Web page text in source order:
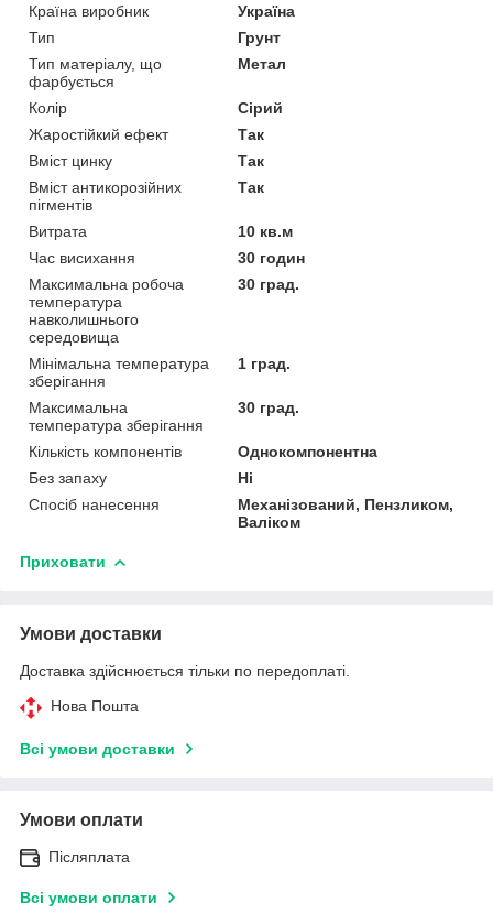
Країна виробник
Україна
Тип
Грунт
Тип матеріалу, що
фарбується
Метал
Колір
Сірий
Жаростійкий ефект
Так
Вміст цинку
Так
Вміст антикорозійних
пігментів
Так
Витрата
10 кв.м
Час висихання
30 годин
Максимальна робоча
температура
навколишнього
середовища
30 град.
Мінімальна температура
зберігання
1 град.
Максимальна
температура зберігання
30 град.
Кількість компонентів
Однокомпонентна
Без запаху
Ні
Спосіб нанесення
Механізований, Пензликом,
Валіком
Приховати
Умови доставки
Доставка здійснюється тільки по передоплаті.
Нова Пошта
Всі умови доставки
Умови оплати
Післяплата
Всі умови оплати